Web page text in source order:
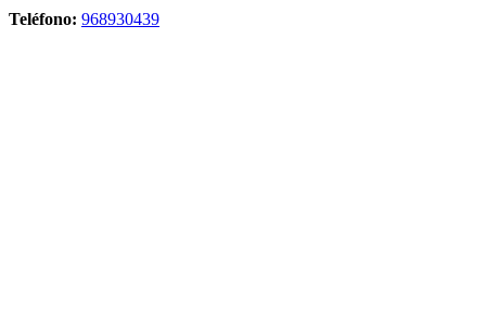
Teléfono: 968930439